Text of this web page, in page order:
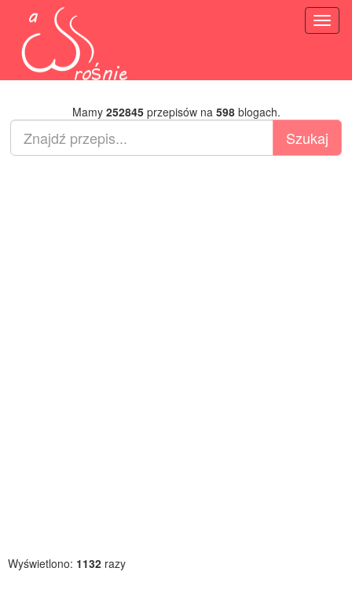
Mamy 252845przepisów na 598blogach.
Wyświetlono: 1132 razy